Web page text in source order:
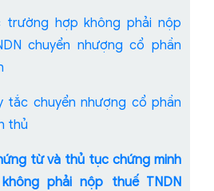
trường hợp không phải nộp
chuyển nhượng cổ phần
tắc chuyển nhượng cổ phần
thủ
từ và thủ tục chứng minh
phải nộp thuế TNDN